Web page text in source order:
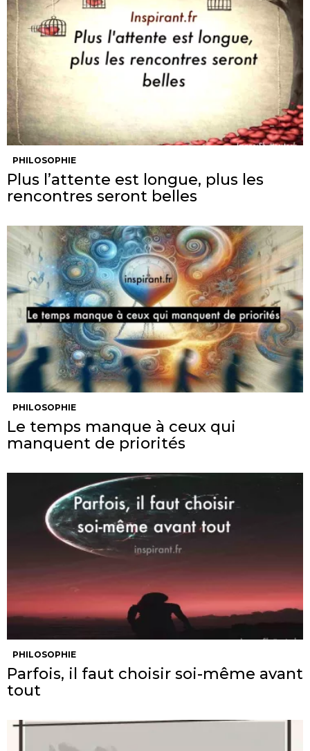
PHILOSOPHIE
Plus l’attente est longue, plus les
rencontres seront belles
PHILOSOPHIE
Le temps manque à ceux qui
manquent de priorités
PHILOSOPHIE
Parfois, il faut choisir soi-même avant
tout